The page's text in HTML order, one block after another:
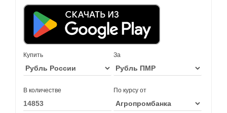
Купить За
В количестве По курсу от